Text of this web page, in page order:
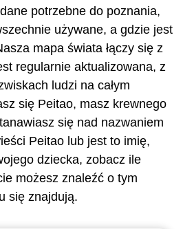
potrzebne do poznania,
używane, a gdzie jest
mapa świata łączy się z
regularnie aktualizowana, z
ludzi na całym
się Peitao, masz krewnego
się nad nazwaniem
Peitao lub jest to imię,
dziecka, zobacz ile
możesz znaleźć o tym
się znajdują.